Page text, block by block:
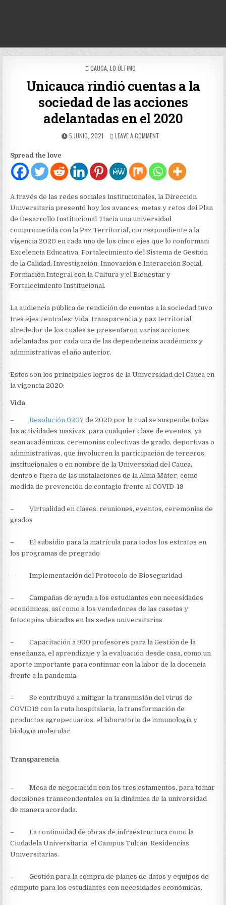
POSTED
CAUCA LO ÚLTIMO
Unicauca rindió cuentas a la
sociedad de las acciones
adelantadas en el 2020
PUBLISHED
5 JUNIO, 2021 LEAVE A COMMENT
CUENTAS
A
LA
DE
ACCIONES
ADELANTADAS
EN
EL
Spread the love
A través de las redes sociales institucionales, la Dirección
Universitaria presentó hoy los avances, metas y retos del Plan
de Desarrollo Institucional ‘Hacia una universidad
comprometida con la Paz Territorial’, correspondiente a la
vigencia 2020 en cada uno de los cinco ejes que lo conforman:
Excelencia Educativa, Fortalecimiento del Sistema de Gestión
de la Calidad, Investigación, Innovación e Interacción Social,
Formación Integral con la Cultura y el Bienestar y
Fortalecimiento Institucional.
La audiencia pública de rendición de cuentas a la sociedad tuvo
tres ejes centrales: Vida, transparencia y paz territorial,
alrededor de los cuales se presentaron varias acciones
adelantadas por cada una de las dependencias académicas y
administrativas el año anterior.
Estos son los principales logros de la Universidad del Cauca en
la vigencia 2020:
Vida
–Resolución 0207 de 2020 por la cual se suspende todas
las actividades masivas, para cualquier clase de eventos, ya
sean académicas, ceremonias colectivas de grado, deportivas o
administrativas, que involucren la participación de terceros,
institucionales o en nombre de la Universidad del Cauca,
dentro o fuera de las instalaciones de la Alma Máter, como
medida de prevención de contagio frente al COVID-19
– Virtualidad en clases, reuniones, eventos, ceremonias de
grados
– El subsidio para la matrícula para todos los estratos en
los programas de pregrado
– Implementación del Protocolo de Bioseguridad
– Campañas de ayuda a los estudiantes con necesidades
económicas, así como a los vendedores de las casetas y
fotocopias ubicadas en las sedes universitarias
– Capacitación a 900 profesores para la Gestión de la
enseñanza, el aprendizaje y la evaluación desde casa, como un
aporte importante para continuar con la labor de la docencia
frente a la pandemia.
– Se contribuyó a mitigar la transmisión del virus de
COVID19 con la ruta hospitalaria, la transformación de
productos agropecuarios, el laboratorio de inmunología y
biología molecular.
Transparencia
– Mesa de negociación con los tres estamentos, para tomar
decisiones transcendentales en la dinámica de la universidad
de manera acordada.
– La continuidad de obras de infraestructura como la
Ciudadela Universitaria, el Campus Tulcán, Residencias
Universitarias.
– Gestión para la compra de planes de datos y equipos de
cómputo para los estudiantes con necesidades económicas.